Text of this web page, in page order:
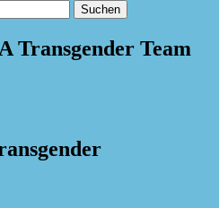
Transgender Team